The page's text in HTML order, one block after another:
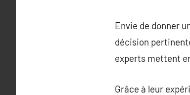
Envie de donner
décision
experts mettent
Grâce à leur